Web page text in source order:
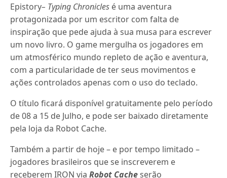
Epistory– Typing Chronicles é uma aventura
protagonizada por um escritor com falta de
inspiração que pede ajuda à sua musa para escrever
um novo livro. O game mergulha os jogadores em
um atmosférico mundo repleto de ação e aventura,
com a particularidade de ter seus movimentos e
ações controlados apenas com o uso do teclado.
O título ficará disponível gratuitamente pelo período
de 08 a 15 de Julho, e pode ser baixado diretamente
pela loja da Robot Cache.
Também a partir de hoje – e por tempo limitado –
jogadores brasileiros que se inscreverem e
receberem IRON viaRobot Cacheserão